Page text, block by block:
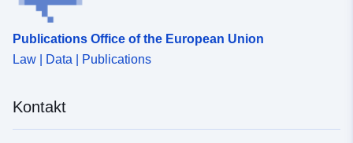
Publications Office of the European Union
Law | Data | Publications
Kontakt